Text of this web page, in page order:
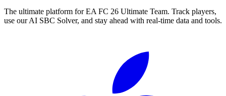
The ultimate platform for EA FC 26 Ultimate Team. Track players,
use our AI SBC Solver, and stay ahead with real-time data and tools.